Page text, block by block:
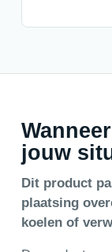
jouw
Dit product
plaatsing
koelen of